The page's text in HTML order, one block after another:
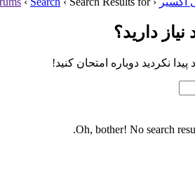
داريد؟
نکردید دوباره امتحان کنید!
Oh, bother! No search